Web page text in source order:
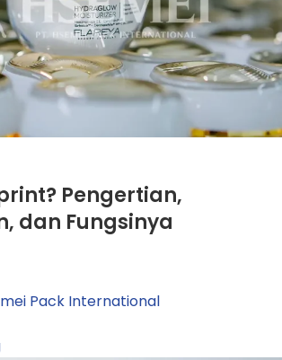
Pengertian,
dan Fungsinya
Pack International